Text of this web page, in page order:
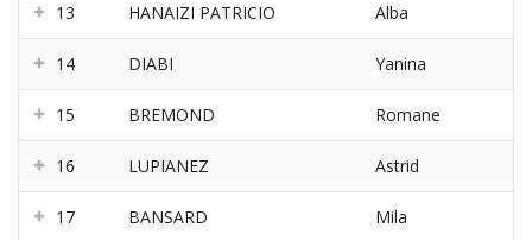
13 HANAIZI PATRICIO Alba
14 DIABI Yanina
15 BREMOND Romane
16 LUPIANEZ Astrid
17 BANSARD Mila